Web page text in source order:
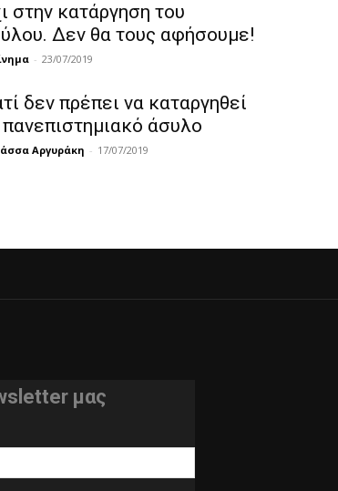
στην κατάργηση του
Δεν θα τους αφήσουμε!
- 23/07/2019
δεν πρέπει να καταργηθεί
άσυλο
Αργυράκη - 17/07/2019
μας